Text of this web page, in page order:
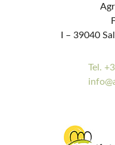
I – 39040
Tel.